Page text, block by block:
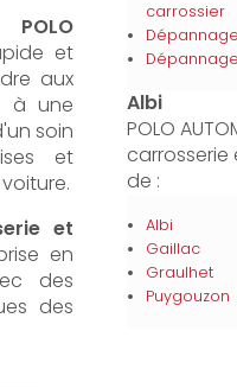
POLO
et
aux
à une
soin
et
et
en
des
des
carrossier
Albi
POLO
de :
Albi
Gaillac
Graulhet
Puygouzon